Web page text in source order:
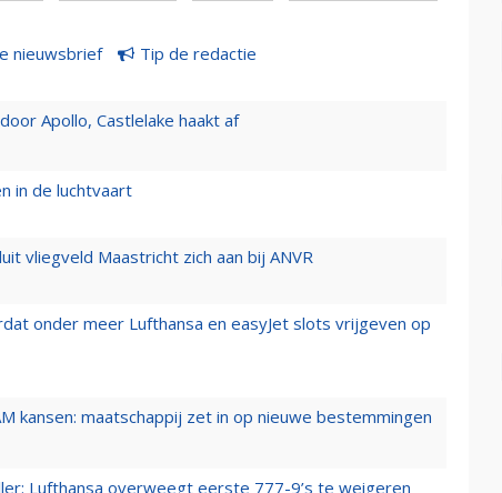
nieuwsbrief Tip de redactie
Apollo, Castlelake haakt af
in de luchtvaart
vliegveld Maastricht zich aan bij ANVR
onder meer Lufthansa en easyJet slots vrijgeven op
kansen: maatschappij zet in op nieuwe bestemmingen
Lufthansa overweegt eerste 777-9’s te weigeren